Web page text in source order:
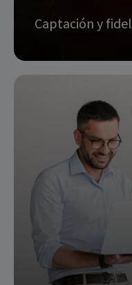
Captación y
Búsqueda de
Retención y
Mejora de la
Construcción
Acciones y
enganchar y
solicitar info